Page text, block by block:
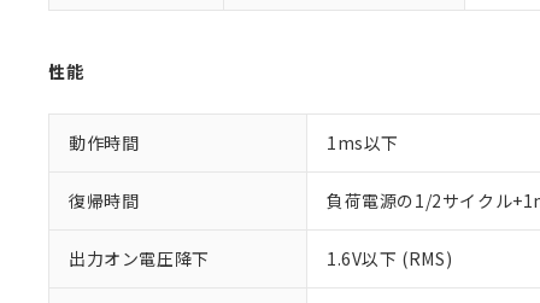
性能
動作時間 1ms以下
復帰時間 負荷電源の1/2サイクル
出力オン電圧降下 1.6V以下 (RMS)
オムロン制
ている必要
が、当社の
さい。
※3 非含有証明
下記の非含有証明
EU RoHS指令（10
51物質の非含有証
「－」：未確認で
また当社は